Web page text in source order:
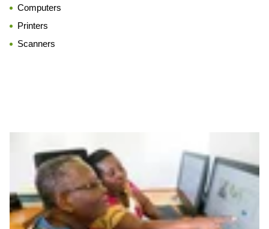
Computers
Printers
Scanners